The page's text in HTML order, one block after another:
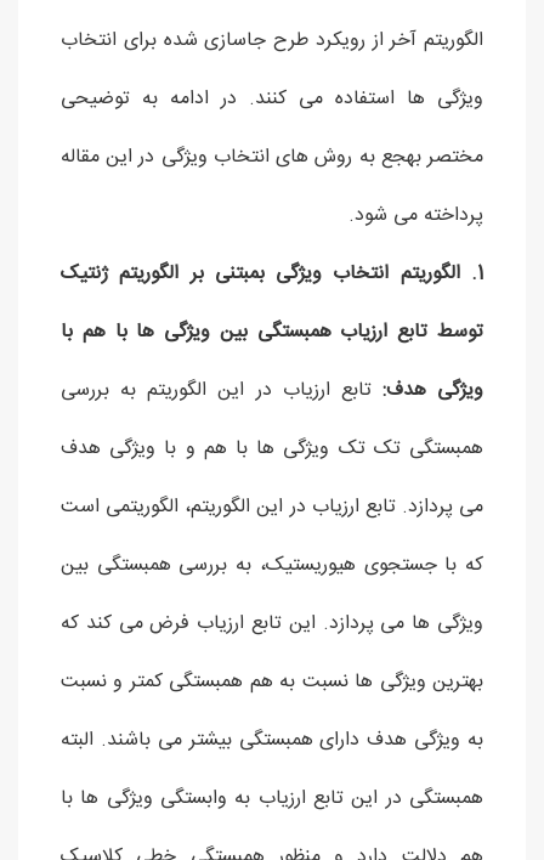
الگوریتم آخر از رویکرد طرح جاسازی شده برای انتخاب
ویژگی ها استفاده می کنند. در ادامه به توضیحی
مختصر بهجع به روش های انتخاب ویژگی در این مقاله
پرداخته می شود.
1. الگوریتم انتخاب ویژگی بمبتنی بر الگوریتم ژنتیک
توسط تابع ارزیاب همبستگی بین ویژگی ها با هم با
ویژگی هدف: تابع ارزیاب در این الگوریتم به بررسی
همبستگی تک تک ویژگی ها با هم و با ویژگی هدف
می پردازد. تابع ارزیاب در این الگوریتم، الگوریتمی است
که با جستجوی هیوریستیک، به بررسی همبستگی بین
ویژگی ها می پردازد. این تابع ارزیاب فرض می کند که
بهترین ویژگی ها نسبت به هم همبستگی کمتر و نسبت
به ویژگی هدف دارای همبستگی بیشتر می باشند. البته
همبستگی در این تابع ارزیاب به وابستگی ویژگی ها با